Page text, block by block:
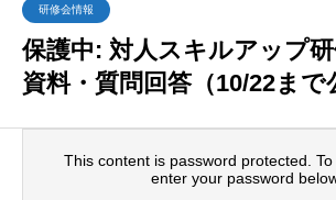
研修会情報
保護中: 対人スキルアップ
資料・質問回答（10/22まで
This content is password protected.
enter your password